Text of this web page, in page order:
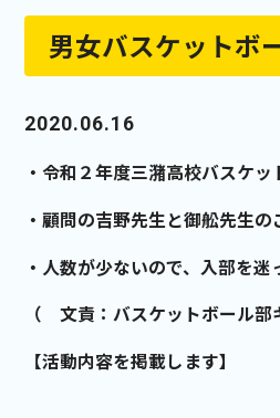
男女バスケットボ
2020.06.16
・令和２年度三潴高校バスケ
・顧問の吉野先生と御舩先生
・人数が少ないので、入部を
（ 文責：バスケットボール
【活動内容を掲載します】